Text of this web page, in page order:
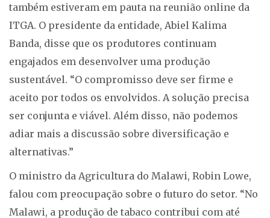
também estiveram em pauta na reunião online da
ITGA. O presidente da entidade, Abiel Kalima
Banda, disse que os produtores continuam
engajados em desenvolver uma produção
sustentável. “O compromisso deve ser firme e
aceito por todos os envolvidos. A solução precisa
ser conjunta e viável. Além disso, não podemos
adiar mais a discussão sobre diversificação e
alternativas.”
O ministro da Agricultura do Malawi, Robin Lowe,
falou com preocupação sobre o futuro do setor. “No
Malawi, a produção de tabaco contribui com até